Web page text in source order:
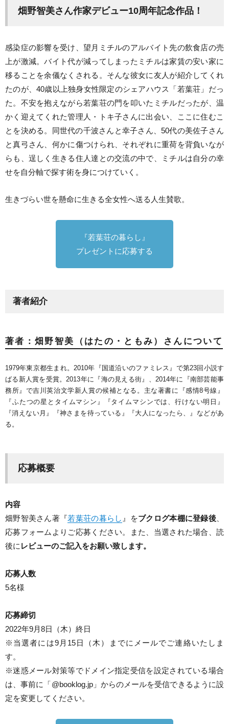
畑野智美さん作家デビュー10周年記念作品！
感染症の影響を受け、望月ミチルのアルバイト先の飲食店の売
上が激減。バイト代が減ってしまったミチルは家賃の安い家に
移ることを余儀なくされる。そんな彼女に友人が紹介してくれ
たのが、40歳以上独身女性限定のシェアハウス「若葉荘」だっ
た。不安を抱えながら若葉荘の門を叩いたミチルだったが、温
かく迎えてくれた管理人・トキ子さんに出会い、ここに住むこ
とを決める。同世代の千波さんと幸子さん、50代の美佐子さん
と真弓さん、何かに傷つけられ、それぞれに重荷を背負いなが
らも、逞しく生きる住人達との交流の中で、ミチルは自分の幸
せを自分軸で探す術を身につけていく。
生きづらい世を懸命に生きる全女性へ送る人生賛歌。
『若葉荘の暮らし』
プレゼントに応募する
著者紹介
著者：畑野智美（はたの・ともみ）さんについて
1979年東京都生まれ。2010年『国道沿いのファミレス』で第23回小説す
ばる新人賞を受賞。2013年に『海の見える街』、2014年に『南部芸能事
務所』で吉川英治文学新人賞の候補となる。主な著書に『感情8号線』
『ふたつの星とタイムマシン』『タイムマシンでは、行けない明日』
『消えない月』『神さまを待っている』『大人になったら、』などがあ
る。
応募概要
内容
畑野智美さん著『若葉荘の暮らし 』をブクログ本棚に登録後
応募フォームよりご応募ください。また、当選された場合、読
後に レビューのご記入をお願い致します。
応募人数
5名様
応募締切
2022年9月8日（木）終日
※当選者には9月15日（木）までにメールでご連絡いたしま
す。
※迷惑メール対策等でドメイン指定受信を設定されている場合
は、事前に「@booklog.jp」からのメールを受信できるように設
定を変更してください。